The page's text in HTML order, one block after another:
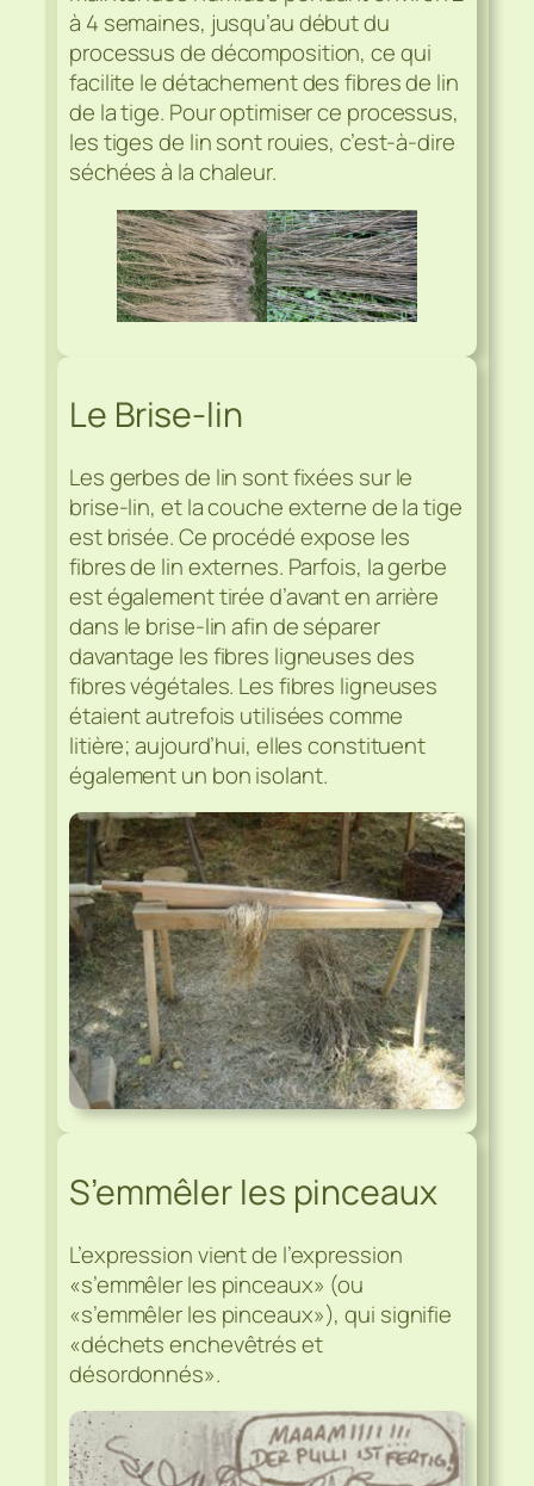
à 4 semaines, jusqu’au début du
processus de décomposition, ce qui
facilite le détachement des fibres de lin
de la tige. Pour optimiser ce processus,
les tiges de lin sont rouies, c’est-à-dire
séchées à la chaleur.
Le Brise-lin
Les gerbes de lin sont fixées sur le
brise-lin, et la couche externe de la tige
est brisée. Ce procédé expose les
fibres de lin externes. Parfois, la gerbe
est également tirée d’avant en arrière
dans le brise-lin afin de séparer
davantage les fibres ligneuses des
fibres végétales. Les fibres ligneuses
étaient autrefois utilisées comme
litière; aujourd’hui, elles constituent
également un bon isolant.
S’emmêler les pinceaux
L’expression vient de l’expression
«s’emmêler les pinceaux» (ou
«s’emmêler les pinceaux»), qui signifie
«déchets enchevêtrés et
désordonnés».